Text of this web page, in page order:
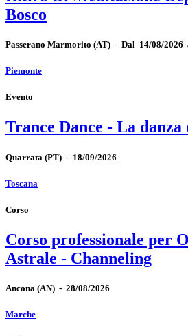
Bosco
Passerano Marmorito (AT) - Dal 14/08/2026
Piemonte
Evento
Trance Dance - La
Quarrata (PT) - 18/09/2026
Toscana
Corso
Corso professionale per
Astrale - Channeling
Ancona (AN) - 28/08/2026
Marche